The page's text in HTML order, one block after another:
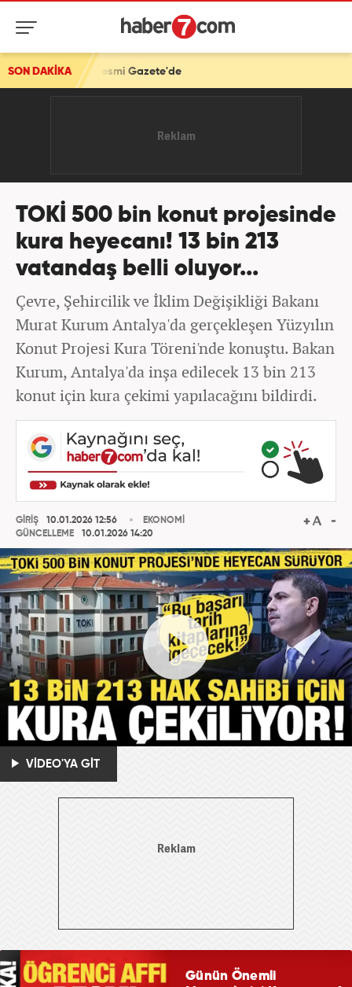
SON DAKİKA
TOKİ 500 bin konut projesinde
kura heyecanı! 13 bin 213
vatandaş belli oluyor...
Çevre, Şehircilik ve İklim Değişikliği Bakanı
Murat Kurum Antalya'da gerçekleşen Yüzyılın
Konut Projesi Kura Töreni'nde konuştu. Bakan
Kurum, Antalya'da inşa edilecek 13 bin 213
konut için kura çekimi yapılacağını bildirdi.
GİRİŞ
10.01.2026 12:56
GÜNCELLEME
10.01.2026 14:20
EKONOMİ
VİDEO'YA GİT